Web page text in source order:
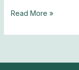
Read More »